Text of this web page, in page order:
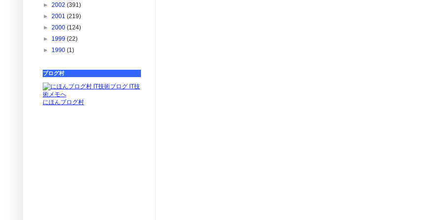
► 2002 (391)
► 2001 (219)
► 2000 (124)
► 1999 (22)
► 1990 (1)
ブログ村
にほんブログ村